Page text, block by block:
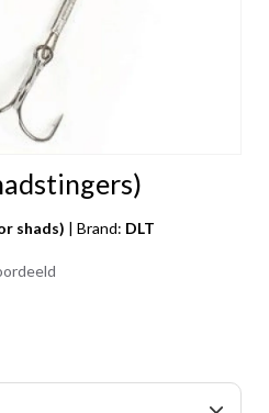
shads) | Brand: DLT